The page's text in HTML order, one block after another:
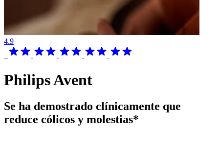
4.9
Philips Avent
Se ha demostrado clínicamente que
reduce cólicos y molestias*